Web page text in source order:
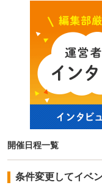
開催日程一覧
条件変更してイベ